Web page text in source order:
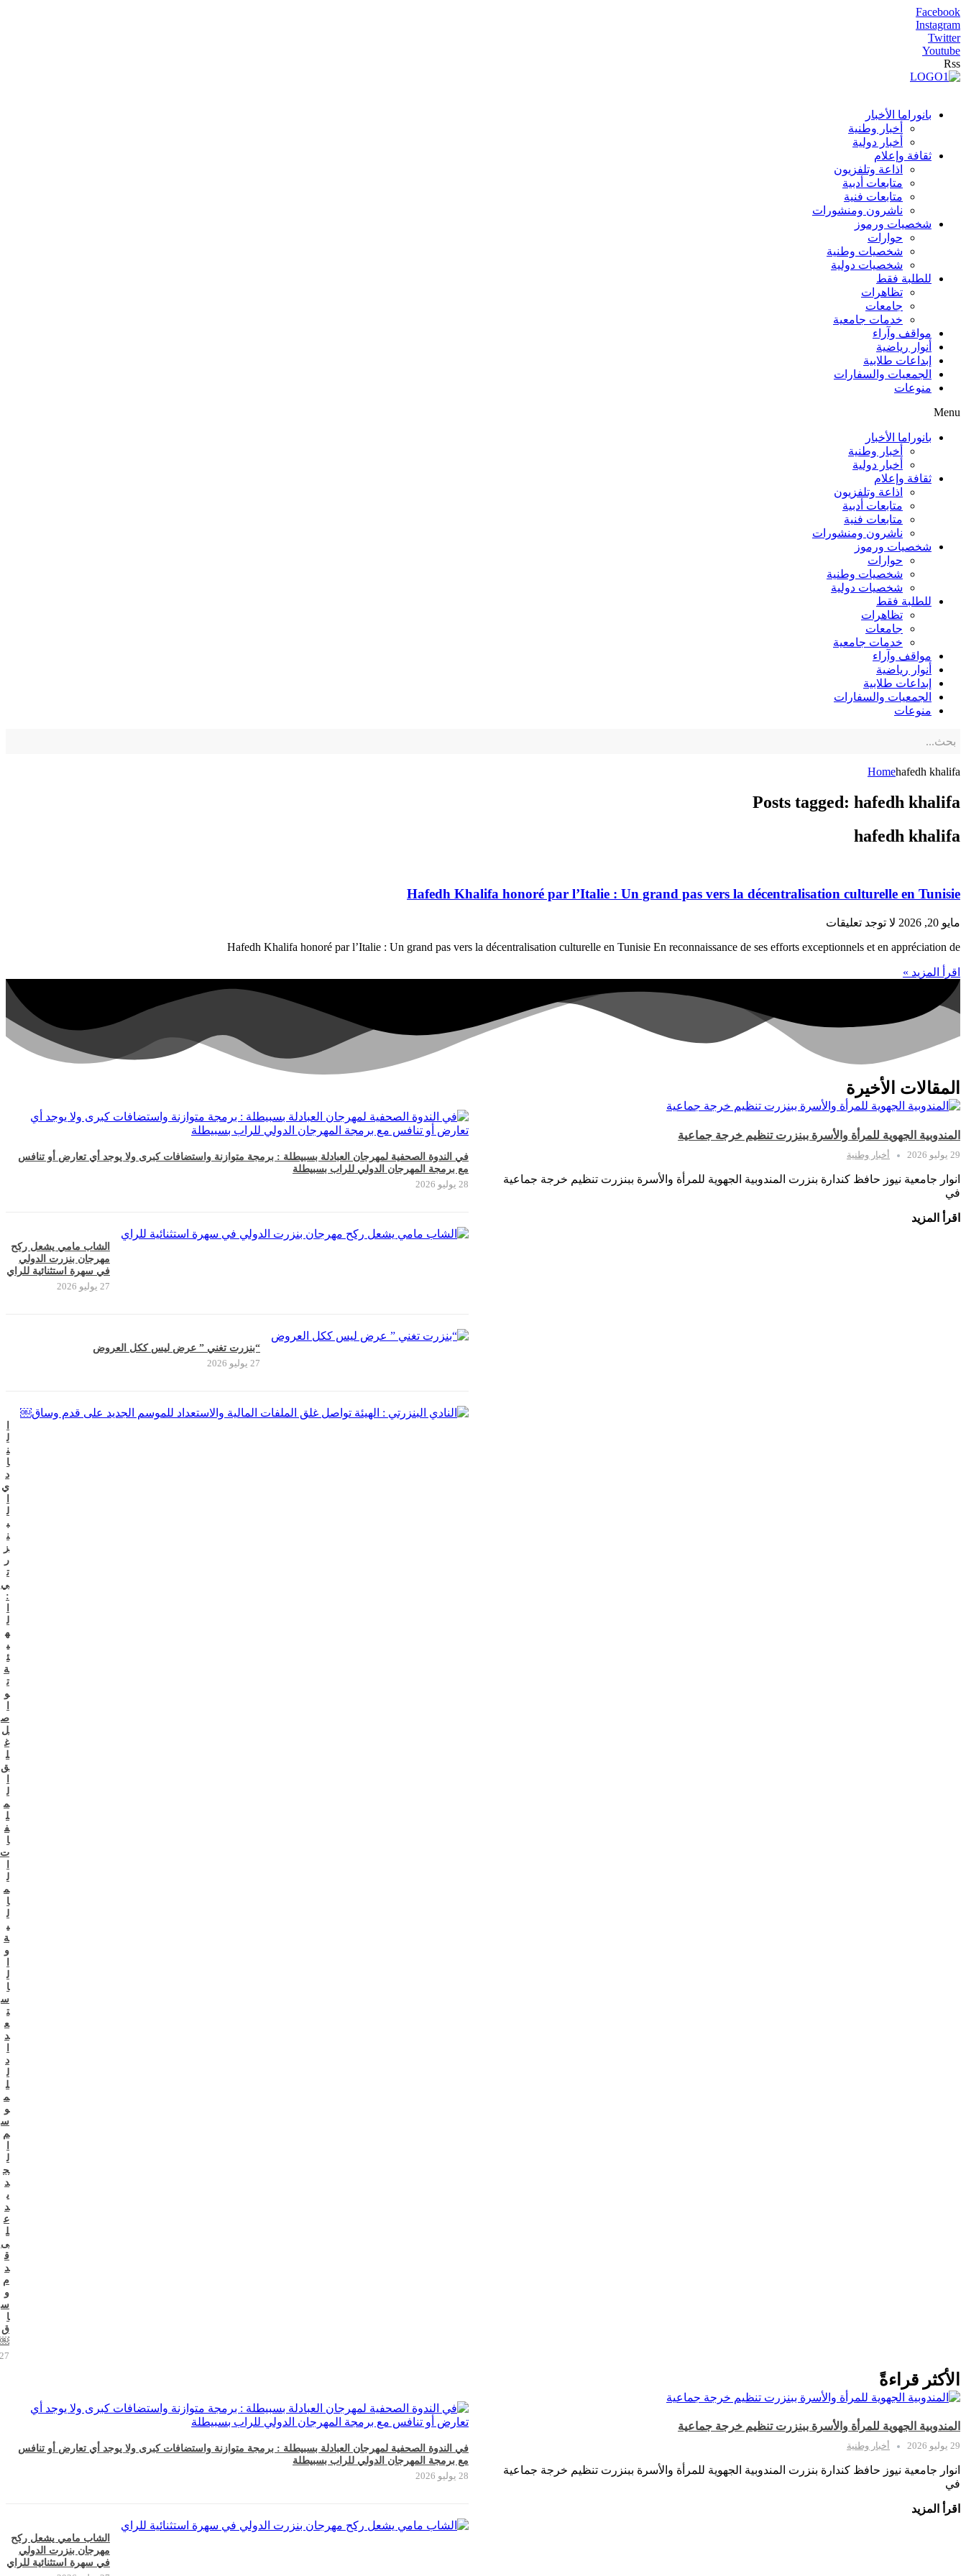
Facebook
Instagram
Twitter
Youtube
Rss
بانوراما الأخبار
أخبار وطنية
أخبار دولية
ثقافة وإعلام
اذاعة وتلفزيون
متابعات أدبية
متابعات فنية
ناشرون ومنشورات
شخصيات ورموز
حوارات
شخصيات وطنية
شخصيات دولية
للطلبة فقط
تظاهرات
جامعات
خدمات جامعية
مواقف وآراء
أنوار رياضية
إبداعات طلابية
الجمعيات والسفارات
منوعات
Menu
بانوراما الأخبار
أخبار وطنية
أخبار دولية
ثقافة وإعلام
اذاعة وتلفزيون
متابعات أدبية
متابعات فنية
ناشرون ومنشورات
شخصيات ورموز
حوارات
شخصيات وطنية
شخصيات دولية
للطلبة فقط
تظاهرات
جامعات
خدمات جامعية
مواقف وآراء
أنوار رياضية
إبداعات طلابية
الجمعيات والسفارات
منوعات
Homehafedh khalifa
Posts tagged: hafedh khalifa
hafedh khalifa
Hafedh Khalifa honoré par l’Italie : Un grand pas vers la décentralisation culturelle en Tunisie
مايو 20, 2026
لا توجد تعليقات
Hafedh Khalifa honoré par l’Italie : Un grand pas vers la décentralisation culturelle en Tunisie En reconnaissance de ses efforts exceptionnels et en appréciation de
اقرأ المزيد »
المقالات الأخيرة
المندوبية الجهوية للمرأة والأسرة ببنزرت تنظيم خرجة جماعية
29 يوليو 2026 أخبار وطنية
انوار جامعية نيوز حافظ كندارة بنزرت المندوبية الجهوية للمرأة والأسرة ببنزرت تنظيم خرجة جماعية
في
اقرأ المزيد
في الندوة الصحفية لمهرجان العبادلة بسبيطلة : برمجة متوازنة واستضافات كبرى ولا يوجد أي تعارض أو تنافس
مع برمجة المهرجان الدولي للراب بسبيطلة
28 يوليو 2026
الشاب مامي يشعل ركح
مهرجان بنزرت الدولي
في سهرة استثنائية للراي
27 يوليو 2026
“بنزرت تغني ” عرض ليس ككل العروض
27 يوليو 2026
ل
ن
ا
د
ي
ل
ب
ن
ز
ر
ت
ي
:
ل
ه
ي
ئ
ة
ت
و
ص
ل
غ
ل
ق
ل
م
ل
ف
ا
ت
ل
م
ا
ل
ي
ة
و
ل
ا
س
ت
ع
د
د
ل
ل
م
و
س
م
ل
ج
د
ي
د
ع
ل
ى
ق
د
م
و
س
ا
ق
￼
27 يوليو 2026
الأكثر قراءةً
المندوبية الجهوية للمرأة والأسرة ببنزرت تنظيم خرجة جماعية
29 يوليو 2026 أخبار وطنية
انوار جامعية نيوز حافظ كندارة بنزرت المندوبية الجهوية للمرأة والأسرة ببنزرت تنظيم خرجة جماعية
في
اقرأ المزيد
في الندوة الصحفية لمهرجان العبادلة بسبيطلة : برمجة متوازنة واستضافات كبرى ولا يوجد أي تعارض أو تنافس
مع برمجة المهرجان الدولي للراب بسبيطلة
28 يوليو 2026
الشاب مامي يشعل ركح
مهرجان بنزرت الدولي
في سهرة استثنائية للراي